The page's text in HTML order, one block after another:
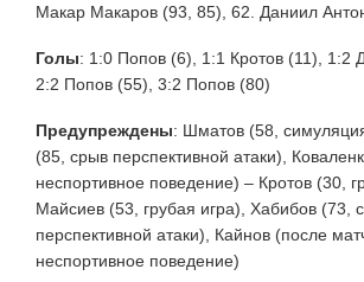
Макар Макаров (93, 85), 62. Даниил
Голы: 1:0 Попов (6), 1:1 Кротов (11), 1:2
2:2 Попов (55), 3:2 Попов (80)
Предупреждены: Шматов (58,
(85, срыв перспективной атаки),
неспортивное поведение) – Кротов (30,
Майсиев (53, грубая игра), Хабибов (73,
перспективной атаки), Кайнов (после
неспортивное поведение)